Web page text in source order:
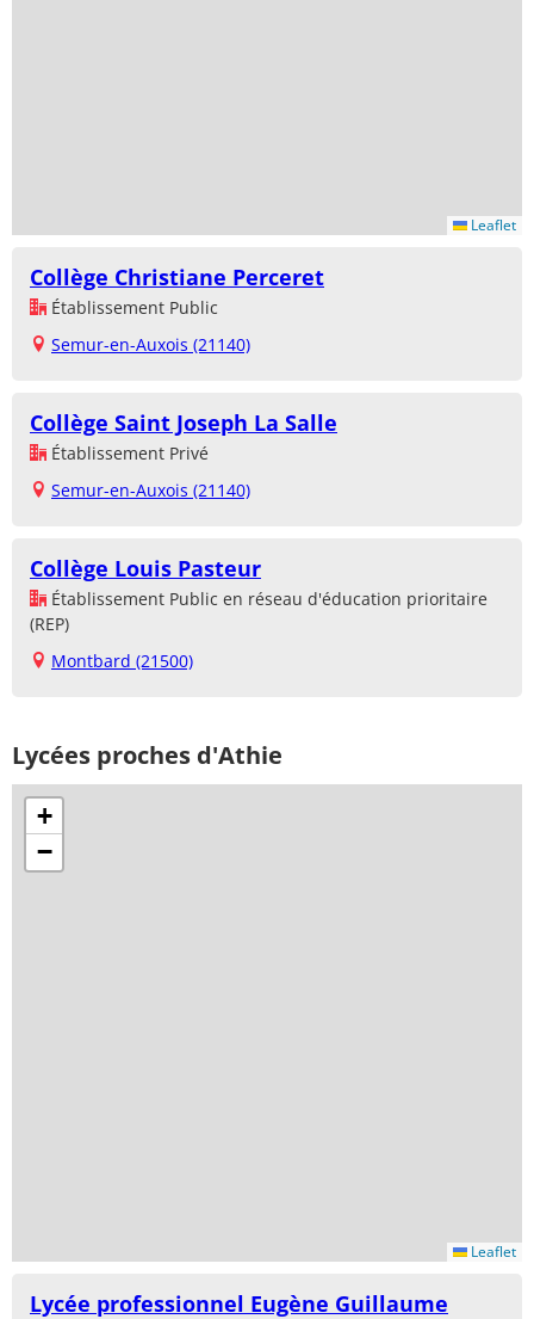
Leaflet
Collège Christiane Perceret
Établissement Public
Semur-en-Auxois (21140)
Collège Saint Joseph La Salle
Établissement Privé
Semur-en-Auxois (21140)
Collège Louis Pasteur
Établissement Public en réseau d'éducation prioritaire
(REP)
Montbard (21500)
Lycées proches d'Athie
+
−
Leaflet
Lycée professionnel Eugène Guillaume